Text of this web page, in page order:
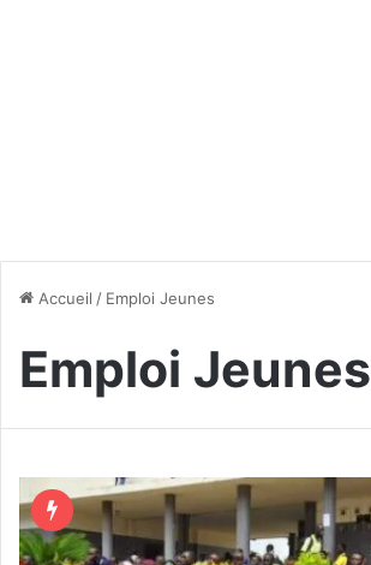
Accueil / Emploi Jeunes
Emploi Jeunes